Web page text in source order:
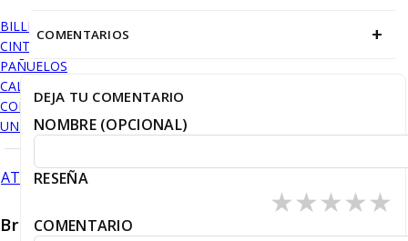
BILLETERAS
CINTURONES
PAÑUELOS
CALCETINES
CORBATAS
UNDERWEAR
ATRÁS
Branson
COMENTARIOS +
DEJA TU COMENTARIO
NOMBRE (OPCIONAL)
RESEÑA
★
★
★
★
★
COMENTARIO